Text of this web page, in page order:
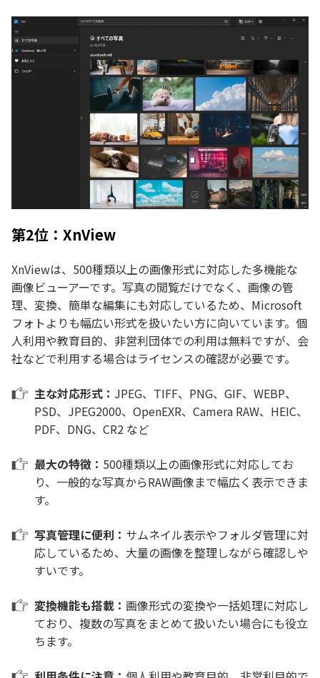
第2位：XnView
XnViewは、500種類以上の画像形式に対応した多機能な
画像ビューアーです。写真の閲覧だけでなく、画像の管
理、変換、簡単な編集にも対応しているため、Microsoft
フォトよりも幅広い形式を扱いたい方に向いています。個
人利用や教育目的、非営利団体での利用は無料ですが、会
社などで利用する場合はライセンスの確認が必要です。
主な対応形式： JPEG、TIFF、PNG、GIF、WEBP、
PSD、JPEG2000、OpenEXR、Camera RAW、HEIC、
PDF、DNG、CR2 など
最大の特徴： 500種類以上の画像形式に対応してお
り、一般的な写真からRAW画像まで幅広く表示できま
す。
写真管理に便利： サムネイル表示やフォルダ管理に対
応しているため、大量の画像を整理しながら確認しや
すいです。
変換機能も搭載： 画像形式の変換や一括処理に対応し
ており、複数の写真をまとめて扱いたい場合にも役立
ちます。